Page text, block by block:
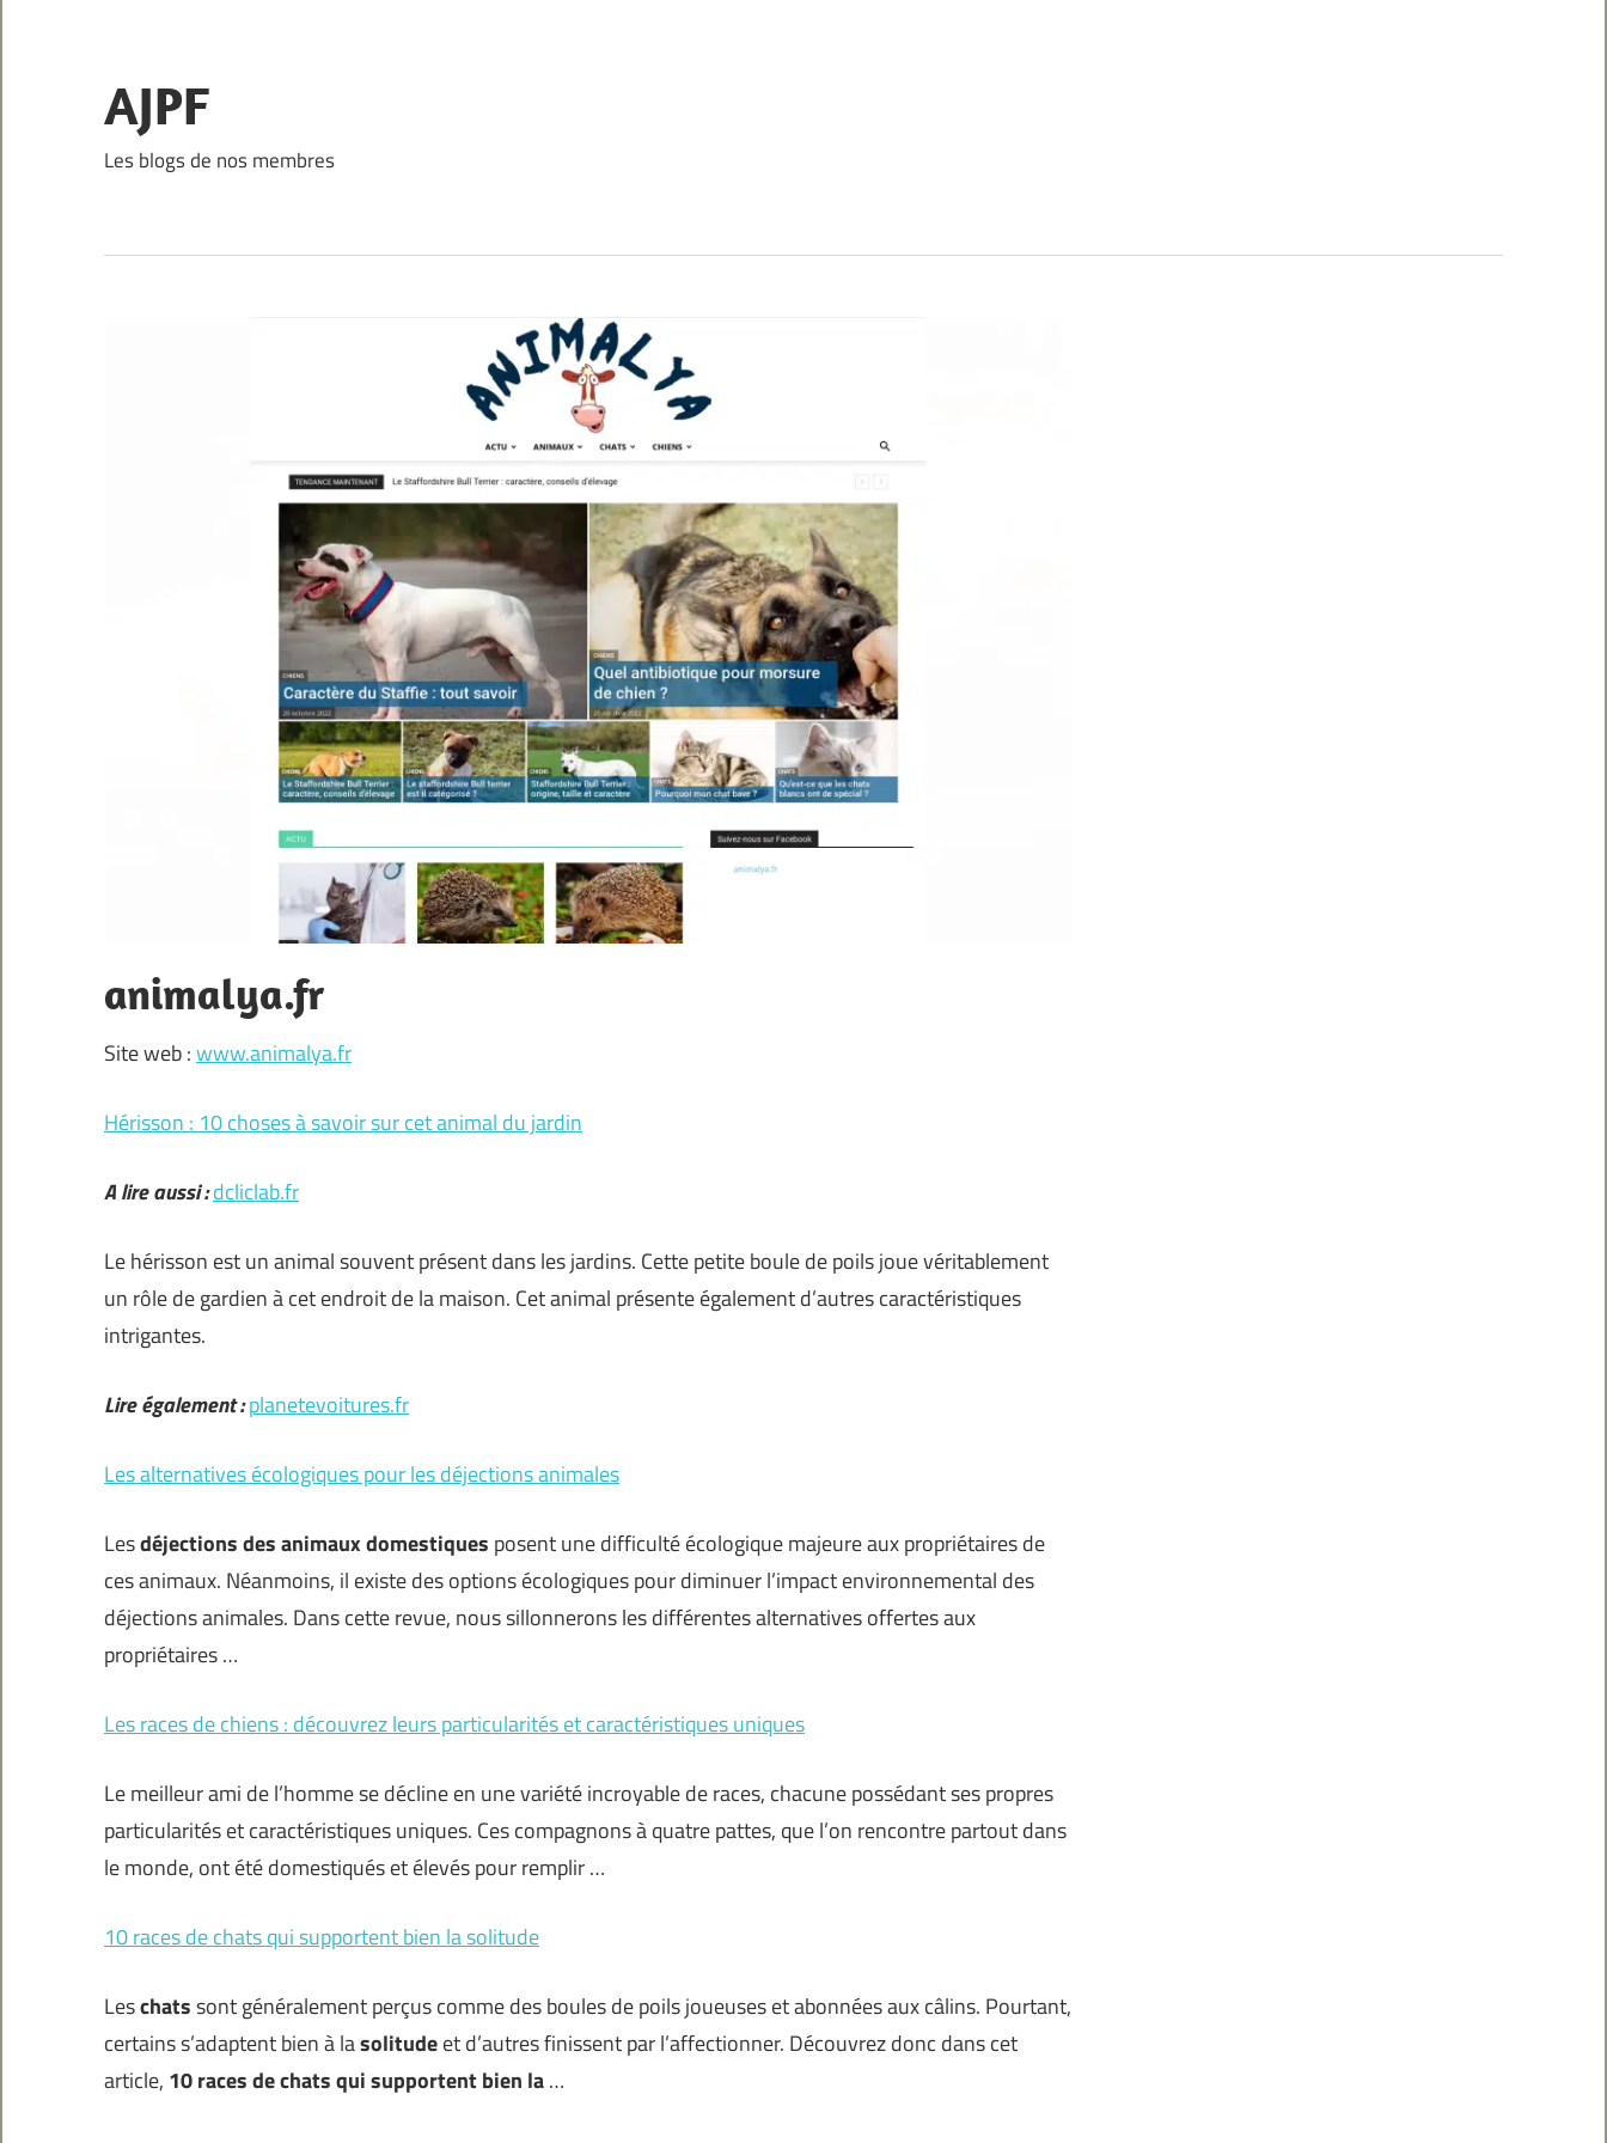
content
AJPF
Les blogs de nos membres
animalya.fr
Site web :www.animalya.fr
Hérisson : 10 choses à savoir sur cet animal du jardin
A lire aussi :dcliclab.fr
Le hérisson est un animal souvent présent dans les jardins. Cette petite boule de poils joue véritablement
un rôle de gardien à cet endroit de la maison. Cet animal présente également d’autres caractéristiques
intrigantes.
Lire également :planetevoitures.fr
Les alternatives écologiques pour les déjections animales
Lesdéjections des animaux domestiques posent une difficulté écologique majeure aux propriétaires de
ces animaux. Néanmoins, il existe des options écologiques pour diminuer l’impact environnemental des
déjections animales. Dans cette revue, nous sillonnerons les différentes alternatives offertes aux
propriétaires …
Les races de chiens : découvrez leurs particularités et caractéristiques uniques
Le meilleur ami de l’homme se décline en une variété incroyable de races, chacune possédant ses propres
particularités et caractéristiques uniques. Ces compagnons à quatre pattes, que l’on rencontre partout dans
le monde, ont été domestiqués et élevés pour remplir …
10 races de chats qui supportent bien la solitude
Leschatssont généralement perçus comme des boules de poils joueuses et abonnées aux câlins. Pourtant,
certains s’adaptent bien à lasolitudeet d’autres finissent par l’affectionner. Découvrez donc dans cet
article, 10 races de chats qui supportent bien la…